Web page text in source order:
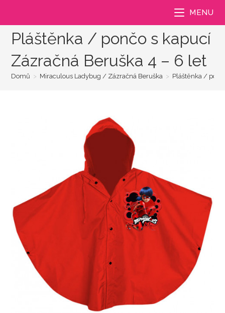
MENU
Pláštěnka / pončo s kapucí
Zázračná Beruška 4 – 6 let
Domů > Miraculous Ladybug / Zázračná Beruška > Pláštěnka /